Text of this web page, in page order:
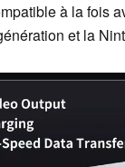
à la fois
et la